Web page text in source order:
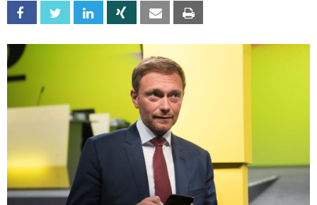
Facebook Twitter Linkedin Xing Email